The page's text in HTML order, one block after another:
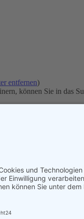
entfernen)
können Sie in das
•